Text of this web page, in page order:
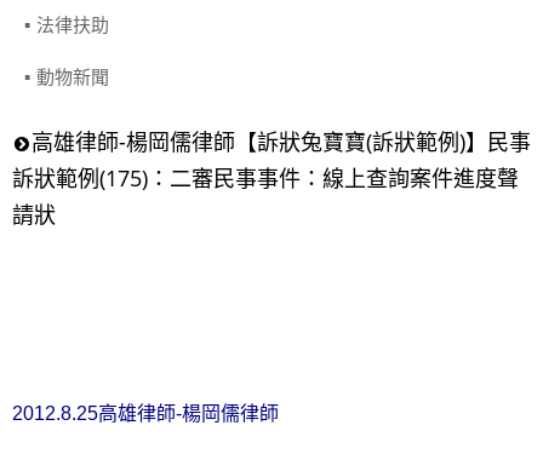
法律扶助
動物新聞
高雄律師-楊岡儒律師【訴狀兔寶寶(訴狀範例)】民事
訴狀範例(175)：二審民事事件：線上查詢案件進度聲
請狀
2012.8.25高雄律師-楊岡儒律師